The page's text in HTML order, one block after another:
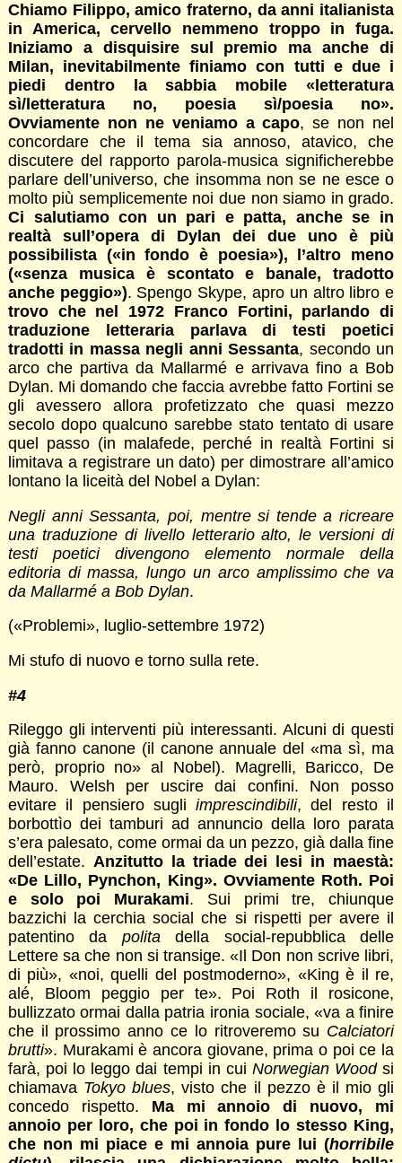
Chiamo Filippo, amico fraterno, da anni italianista
in America, cervello nemmeno troppo in fuga.
Iniziamo a disquisire sul premio ma anche di
Milan, inevitabilmente finiamo con tutti e due i
piedi dentro la sabbia mobile «letteratura
sì/letteratura no, poesia sì/poesia no».
Ovviamente non ne veniamo a capo, se non nel
concordare che il tema sia annoso, atavico, che
discutere del rapporto parola-musica significherebbe
parlare dell’universo, che insomma non se ne esce o
molto più semplicemente noi due non siamo in grado.
Ci salutiamo con un pari e patta, anche se in
realtà sull’opera di Dylan dei due uno è più
possibilista («in fondo è poesia»), l’altro meno
(«senza musica è scontato e banale, tradotto
anche peggio»). Spengo Skype, apro un altro libro e
trovo che nel 1972 Franco Fortini, parlando di
traduzione letteraria parlava di testi poetici
tradotti in massa negli anni Sessanta, secondo un
arco che partiva da Mallarmé e arrivava fino a Bob
Dylan. Mi domando che faccia avrebbe fatto Fortini se
gli avessero allora profetizzato che quasi mezzo
secolo dopo qualcuno sarebbe stato tentato di usare
quel passo (in malafede, perché in realtà Fortini si
limitava a registrare un dato) per dimostrare all’amico
lontano la liceità del Nobel a Dylan:
Negli anni Sessanta, poi, mentre si tende a ricreare
una traduzione di livello letterario alto, le versioni di
testi poetici divengono elemento normale della
editoria di massa, lungo un arco amplissimo che va
da Mallarmé a Bob Dylan.
(«Problemi», luglio-settembre 1972)
Mi stufo di nuovo e torno sulla rete.
#4
Rileggo gli interventi più interessanti. Alcuni di questi
già fanno canone (il canone annuale del «ma sì, ma
però, proprio no» al Nobel). Magrelli, Baricco, De
Mauro. Welsh per uscire dai confini. Non posso
evitare il pensiero sugliimprescindibili, del resto il
borbottìo dei tamburi ad annuncio della loro parata
s’era palesato, come ormai da un pezzo, già dalla fine
dell’estate. Anzitutto la triade dei lesi in maestà:
«De Lillo, Pynchon, King». Ovviamente Roth. Poi
e solo poi Murakami. Sui primi tre, chiunque
bazzichi la cerchia social che si rispetti per avere il
patentino da politadella social-repubblica delle
Lettere sa che non si transige. «Il Don non scrive libri,
di più», «noi, quelli del postmoderno», «King è il re,
alé, Bloom peggio per te». Poi Roth il rosicone,
bullizzato ormai dalla patria ironia sociale, «va a finire
che il prossimo anno ce lo ritroveremo su Calciatori
brutti». Murakami è ancora giovane, prima o poi ce la
farà, poi lo leggo dai tempi in cui Norwegian Woodsi
chiamava Tokyo blues, visto che il pezzo è il mio gli
concedo rispetto. Ma mi annoio di nuovo, mi
annoio per loro, che poi in fondo lo stesso King,
che non mi piace e mi annoia pure lui (horribile